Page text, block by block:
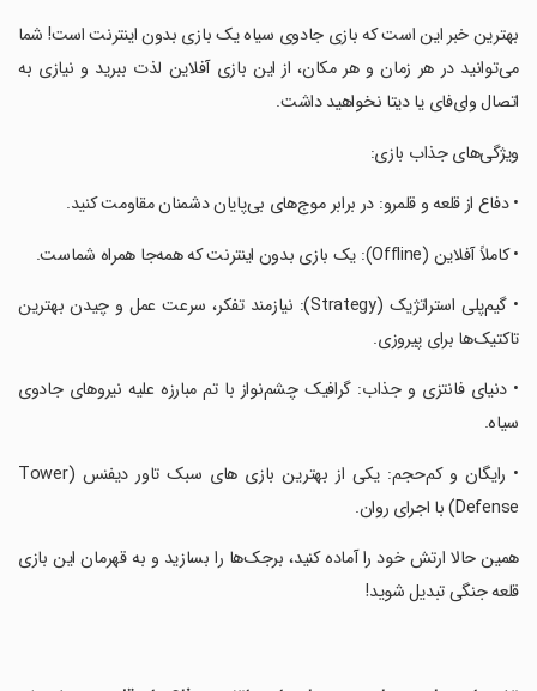
‏بهترین خبر این است که بازی جادوی سیاه یک بازی بدون اینترنت است! شما
می‌توانید در هر زمان و هر مکان، از این بازی آفلاین لذت ببرید و نیازی به
اتصال وای‌فای یا دیتا نخواهید داشت.
‏ویژگی‌های جذاب بازی:
‏• دفاع از قلعه و قلمرو: در برابر موج‌های بی‌پایان دشمنان مقاومت کنید.
‏• کاملاً آفلاین (Offline): یک بازی بدون اینترنت که همه‌جا همراه شماست.
‏• گیم‌پلی استراتژیک (Strategy): نیازمند تفکر، سرعت عمل و چیدن بهترین
تاکتیک‌ها برای پیروزی.
‏• دنیای فانتزی و جذاب: گرافیک چشم‌نواز با تم مبارزه علیه نیروهای جادوی
سیاه.
‏• رایگان و کم‌حجم: یکی از بهترین بازی های سبک تاور دیفنس (Tower
Defense) با اجرای روان.
‏همین حالا ارتش خود را آماده کنید، برجک‌ها را بسازید و به قهرمان این بازی
قلعه جنگی تبدیل شوید!